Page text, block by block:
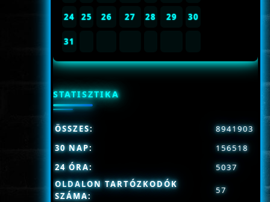
24 25 26 27 28 29 30
31
STATISZTIKA
OLDALON TARTÓZKODÓK
SZÁMA:
57
ÖSSZES:
8941903
30 NAP:
156518
24 ÓRA:
5037